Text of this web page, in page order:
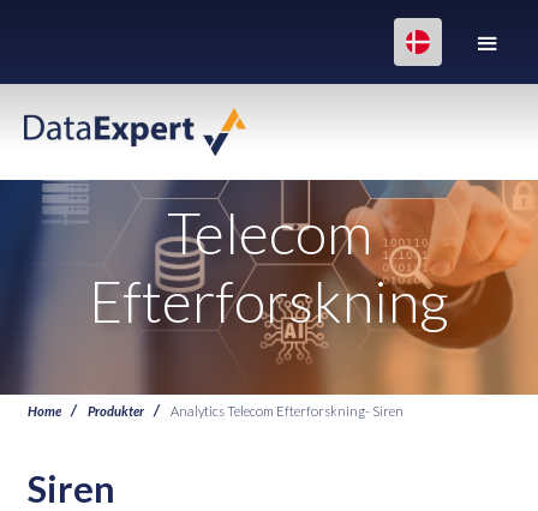
Telecom
Efterforskning
Home Produkter Analytics Telecom Efterforskning- Siren
Siren